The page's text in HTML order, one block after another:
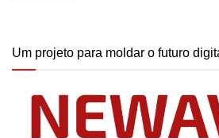
Um projeto para moldar o futuro